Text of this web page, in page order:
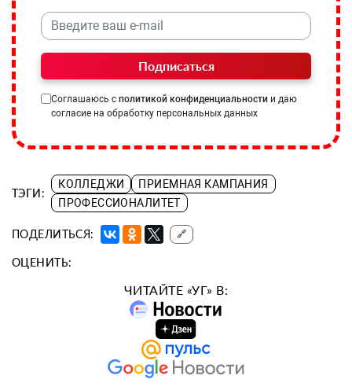
Подписаться
Соглашаюсь с политикой конфиденциальности и даю
согласие на обработку персональных данных
ТЭГИ:
КОЛЛЕДЖИ
ПРИЕМНАЯ КАМПАНИЯ
ПРОФЕССИОНАЛИТЕТ
ПОДЕЛИТЬСЯ: 🔗
ОЦЕНИТЬ:
ЧИТАЙТЕ «УГ» В: